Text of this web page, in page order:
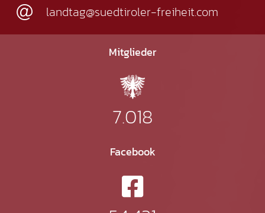
landtag@suedtiroler-freiheit.com
Mitglieder
7.018
Facebook